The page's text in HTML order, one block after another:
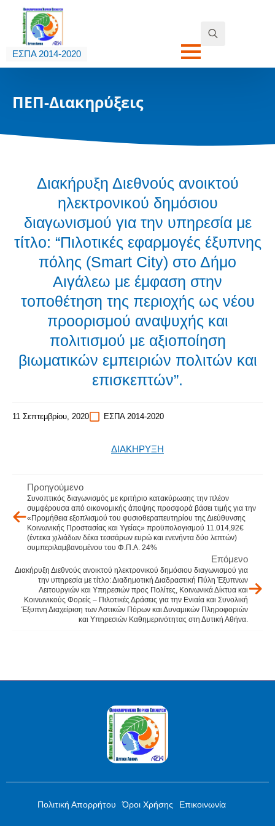
ΕΣΠΑ 2014-2020
Search
ΠΕΠ-Διακηρύξεις
Διακήρυξη Διεθνούς ανοικτού
ηλεκτρονικού δημόσιου
διαγωνισμού για την υπηρεσία με
τίτλο: “Πιλοτικές εφαρμογές έξυπνης
πόλης (Smart City) στο Δήμο
Αιγάλεω με έμφαση στην
τοποθέτηση της περιοχής ως νέου
προορισμού αναψυχής και
πολιτισμού με αξιοποίηση
βιωματικών εμπειριών πολιτών και
επισκεπτών”.
11 Σεπτεμβρίου, 2020 ΕΣΠΑ 2014-2020
ΔΙΑΚΗΡΥΞΗ
Προηγούμενο
Συνοπτικός διαγωνισμός με κριτήριο κατακύρωσης την πλέον
συμφέρουσα από οικονομικής άποψης προσφορά βάσει τιμής για την
«Προμήθεια εξοπλισμού του φυσιοθεραπευτηρίου της Διεύθυνσης
Κοινωνικής Προστασίας και Υγείας» προϋπολογισμού 11.014,92€
(έντεκα χιλιάδων δέκα τεσσάρων ευρώ και ενενήντα δύο λεπτών)
συμπεριλαμβανομένου του Φ.Π.Α. 24%
Επόμενο
Διακήρυξη Διεθνούς ανοικτού ηλεκτρονικού δημόσιου διαγωνισμού για
την υπηρεσία με τίτλο: Διαδημοτική Διαδραστική Πύλη Έξυπνων
Λειτουργιών και Υπηρεσιών προς Πολίτες, Κοινωνικά Δίκτυα και
Κοινωνικούς Φορείς – Πιλοτικές Δράσεις για την Ενιαία και Συνολική
Έξυπνη Διαχείριση των Αστικών Πόρων και Δυναμικών Πληροφοριών
και Υπηρεσιών Καθημερινότητας στη Δυτική Αθήνα.
Πολιτική Απορρήτου Όροι Χρήσης Επικοινωνία